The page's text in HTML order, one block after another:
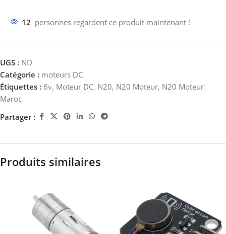
12 personnes regardent ce produit maintenant !
UGS : ND
Catégorie : moteurs DC
Étiquettes : 6v, Moteur DC, N20, N20 Moteur, N20 Moteur
Maroc
Partager :
Produits similaires